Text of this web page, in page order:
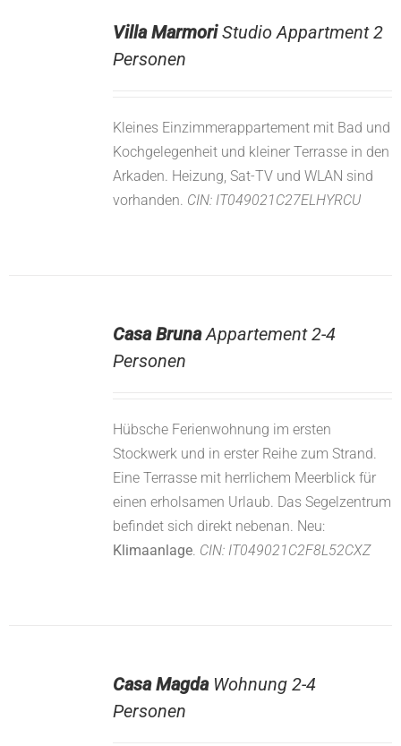
Villa MarmoriStudio Appartment 2
Personen
Kleines Einzimmerappartement mit Bad und
Kochgelegenheit und kleiner Terrasse in den
Arkaden. Heizung, Sat-TV und WLAN sind
vorhanden. CIN: IT049021C27ELHYRCU
Casa BrunaAppartement 2-4
Personen
Hübsche Ferienwohnung im ersten
Stockwerk und in erster Reihe zum Strand.
Eine Terrasse mit herrlichem Meerblick für
einen erholsamen Urlaub. Das Segelzentrum
befindet sich direkt nebenan. Neu:
Klimaanlage. CIN: IT049021C2F8L52CXZ
Casa Magda Wohnung 2-4
Personen